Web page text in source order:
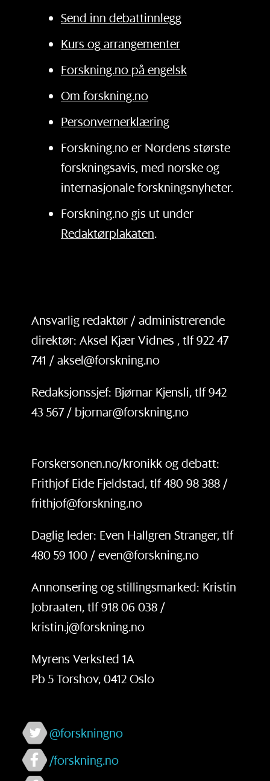
Send inn debattinnlegg
Kurs og arrangementer
Forskning.no på engelsk
Om forskning.no
Personvernerklæring
Forskning.no er Nordens største
forskningsavis, med norske og
internasjonale forskningsnyheter.
Forskning.no gis ut under
Redaktørplakaten.
Ansvarlig redaktør / administrerende
direktør: Aksel Kjær Vidnes , tlf 922 47
741 / aksel@forskning.no
Redaksjonssjef: Bjørnar Kjensli, tlf 942
43 567 / bjornar@forskning.no
Forskersonen.no/kronikk og debatt:
Frithjof Eide Fjeldstad, tlf 480 98 388 /
frithjof@forskning.no
Daglig leder: Even Hallgren Stranger, tlf
480 59 100 / even@forskning.no
Annonsering og stillingsmarked: Kristin
Jobraaten, tlf 918 06 038 /
kristin.j@forskning.no
Myrens Verksted 1A
Pb 5 Torshov, 0412 Oslo
@forskningno
/forskning.no